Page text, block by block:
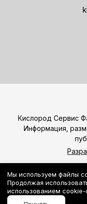
Кислород Сервис
Информация,
Мы используем файлы
Продолжая
использованием cookie-